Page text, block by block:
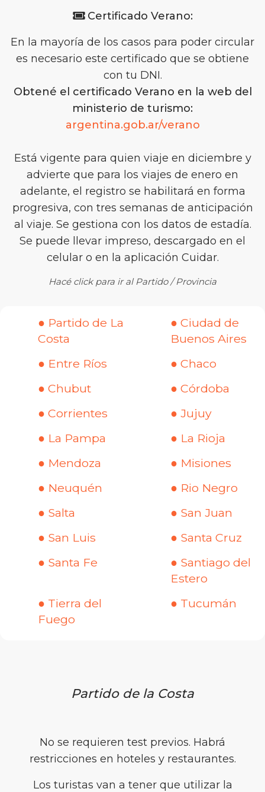
Certificado Verano:
En la mayoría de los casos para poder circular
es necesario este certificado que se obtiene
con tu DNI.
Obtené el certificado Verano en la web del
ministerio de turismo:
argentina.gob.ar/verano
Está vigente para quien viaje en diciembre y
advierte que para los viajes de enero en
adelante, el registro se habilitará en forma
progresiva, con tres semanas de anticipación
al viaje. Se gestiona con los datos de estadía.
Se puede llevar impreso, descargado en el
celular o en la aplicación Cuidar.
Hacé click para ir al Partido / Provincia
● Partido de La
Costa
● Ciudad de
Buenos Aires
● Entre Ríos
● Chaco
● Chubut
● Córdoba
● Corrientes
● Jujuy
● La Pampa
● La Rioja
● Mendoza
● Misiones
● Neuquén
● Rio Negro
● Salta
● San Juan
● San Luis
● Santa Cruz
● Santa Fe
● Santiago del
Estero
● Tierra del
Fuego
● Tucumán
Partido de la Costa
No se requieren test previos. Habrá
restricciones en hoteles y restaurantes.
Los turistas van a tener que utilizar la